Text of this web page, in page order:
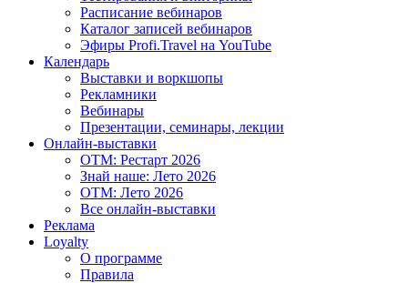
Расписание вебинаров
Каталог записей вебинаров
Эфиры Profi.Travel на YouTube
Календарь
Выставки и воркшопы
Рекламники
Вебинары
Презентации, семинары, лекции
Онлайн-выставки
OTM: Рестарт 2026
Знай наше: Лето 2026
OTM: Лето 2026
Все онлайн-выставки
Реклама
Loyalty
О программе
Правила